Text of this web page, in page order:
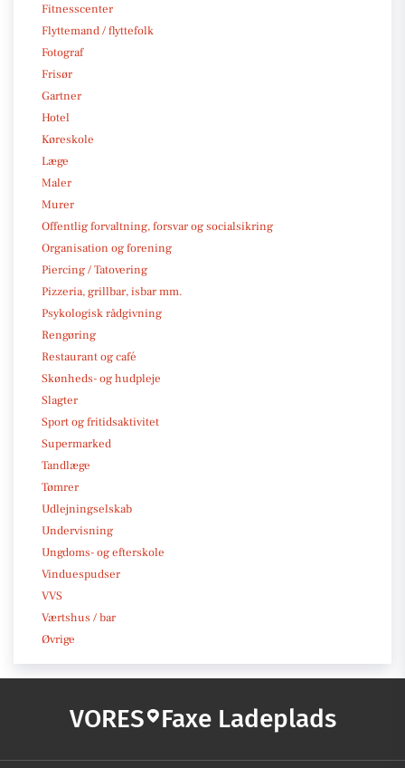
Fitnesscenter
Flyttemand / flyttefolk
Fotograf
Frisør
Gartner
Hotel
Køreskole
Læge
Maler
Murer
Offentlig forvaltning, forsvar og socialsikring
Organisation og forening
Piercing / Tatovering
Pizzeria, grillbar, isbar mm.
Psykologisk rådgivning
Rengøring
Restaurant og café
Skønheds- og hudpleje
Slagter
Sport og fritidsaktivitet
Supermarked
Tandlæge
Tømrer
Udlejningselskab
Undervisning
Ungdoms- og efterskole
Vinduespudser
VVS
Værtshus / bar
Øvrige
VORES Faxe Ladeplads